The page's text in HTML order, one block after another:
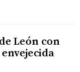
León con